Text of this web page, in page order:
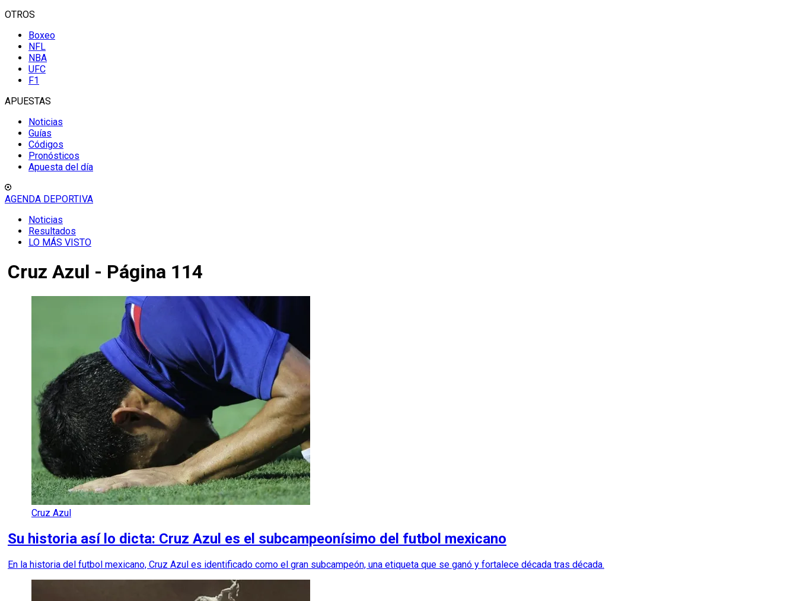
OTROS
Boxeo
NFL
NBA
UFC
F1
APUESTAS
Noticias
Guías
Códigos
Pronósticos
Apuesta del día
AGENDA DEPORTIVA
Noticias
Resultados
LO MÁS VISTO
Cruz Azul - Página 114
Cruz Azul
Su historia así lo dicta: Cruz Azul es el subcampeonísimo del futbol mexicano
En la historia del futbol mexicano, Cruz Azul es identificado como el gran subcampeón, una etiqueta que se ganó y fortalece década tras década.